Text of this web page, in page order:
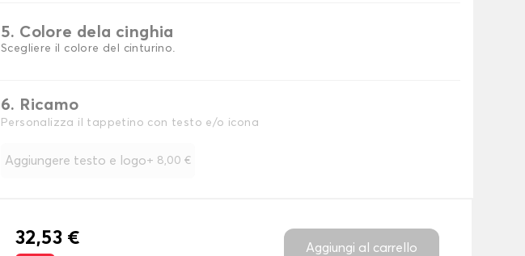
5. Colore dela cinghia
Scegliere il colore del cinturino.
6. Ricamo
Personalizza il tappetino con testo e/o icona
Aggiungere testo e logo+ 8,00 €
32,53 € Aggiungi al carrello